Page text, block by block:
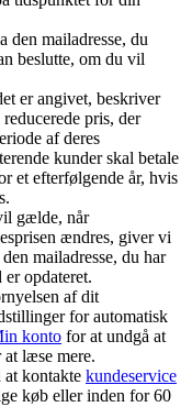
den mailadresse, du
beslutte, om du vil
er angivet, beskriver
pris, der
af deres
kunder skal betale
et efterfølgende år, hvis
gælde, når
ændres, giver vi
mailadresse, du har
opdateret.
af dit
for automatisk
konto for at undgå at
læse mere.
at kontakte kundeservice
køb eller inden for 60